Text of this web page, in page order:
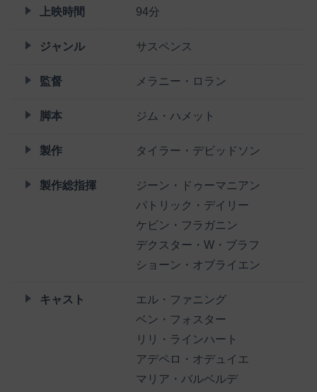
上映時間 94分
ジャンル サスペンス
監督 メラニー・ロラン
脚本 ジム・ハメット
製作 タイラー・デビッドソン
製作総指揮
ジーン・ドゥーマニアン
パトリック・デイリー
ケビン・フラガニン
デクスター・W・ブラフ
ショーン・オブライエン
キャスト
エル・ファニング
ベン・フォスター
リリ・ラインハート
アデペロ・オデュイエ
マリア・バルベルデ